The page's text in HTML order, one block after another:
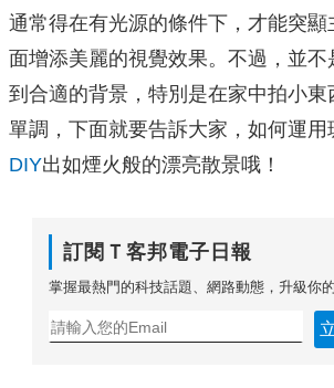
通常得在有光源的條件下，才能突顯
面增添美麗的視覺效果。不過，並
到合適的背景，特別是在家中拍小
單調，下面就要告訴大家，如何運用
DIY出如煙火般的漂亮散景哦！
訂閱Ｔ客邦電子日報
掌握最熱門的科技話題、網路動態，升級你